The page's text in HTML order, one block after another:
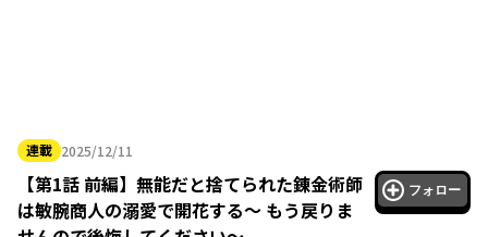
連載 2025/12/11
2025年12月11日
【第1話 前編】 無能だと捨てられた錬金術師
は敏腕商人の溺愛で開花する～ もう戻りま
フォロー